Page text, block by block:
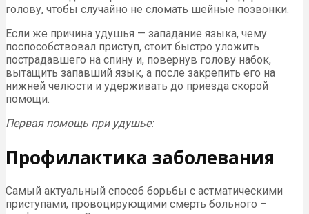
голову, чтобы случайно не сломать шейные позвонки.
Если же причина удушья — западание языка, чему
поспособствовал приступ, стоит быстро уложить
пострадавшего на спину и, повернув голову набок,
вытащить запавший язык, а после закрепить его на
нижней челюсти и удерживать до приезда скорой
помощи.
Первая помощь при удушье:
Профилактика заболевания
Самый актуальный способ борьбы с астматическими
приступами, провоцирующими смерть больного –